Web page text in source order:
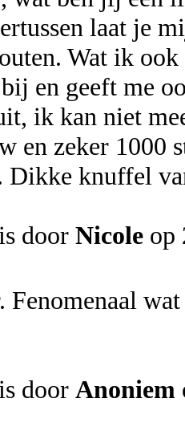
laat je
Wat ik ook
en geeft me
ik kan niet
en zeker 1000
Dikke knuffel
door Nicole op
Fenomenaal
door Anoniem